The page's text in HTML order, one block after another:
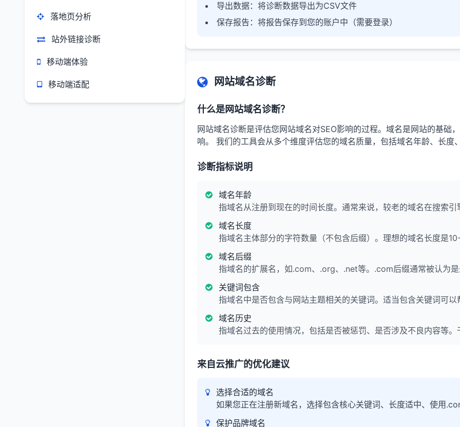
落地页分析
站外链接诊断
移动端体验
移动端适配
导出数据：将诊断数据导出为CSV文件
保存报告 ：将报告保存到您的账户中（需要登录）
网站域名诊断
什么是网站域名诊断？
网站域名诊断是评估您网站域名对SEO影响的过程。域名是网站的基础
响。 我们的工具会从多个维度评估您的域名质量，包括域名年龄、长度
诊断指标说明
域名年龄
指域名从注册到现在的时间长度。通常来说，较老的域名在搜索
域名长度
指域名主体部分的字符数量（不包含后缀）。理想的域名长度是
域名后缀
指域名的扩展名，如.com、.org、.net等。.com后缀通常被认为
关键词包含
指域名中是否包含与网站主题相关的关键词。适当包含关键词可
域名历史
指域名过去的使用情况，包括是否被惩罚、是否涉及不良内容等
来自云推广的优化建议
选择合适的域名
如果您正在注册新域名，选择包含核心关键词、长度适中、使用
保护品牌域名